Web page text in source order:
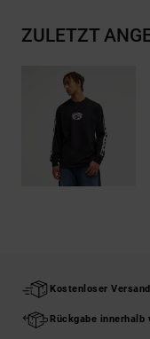
ZULETZT
Kostenloser
Rückgabe innerhalb